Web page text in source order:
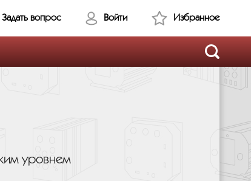
Задать вопрос Войти Избранное
уровнем